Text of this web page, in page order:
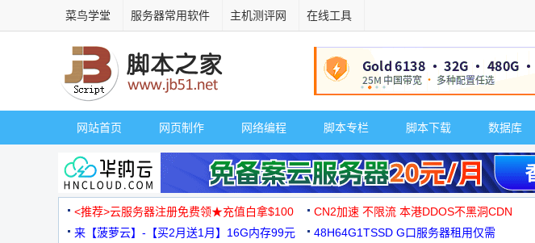
菜鸟学堂 服务器常用软件 主机测评网 在线工具
网站首页 网页制作 网络编程 脚本专栏 脚本下载 数据库
<推荐>云服务器注册免费领★充值白拿$100 CN2加速 不限流 本港DDOS不黑洞CDN
来【菠萝云】-【买2月送1月】16G内存99元
48H64G1TSSD G口服务器租用仅需